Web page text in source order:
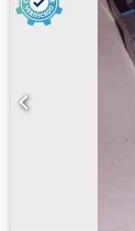
Peso: 0,5 kg